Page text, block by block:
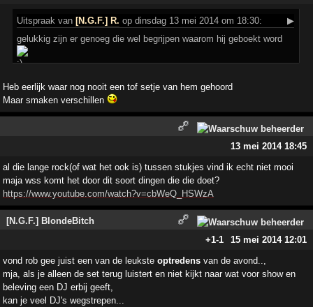
Uitspraak van[N.G.F.] R. op dinsdag 13 mei 2014 om 18:30:
▶
gelukkig zijn er genoeg die wel begrijpen waarom hij geboekt word
Heb eerlijk waar nog nooit een tof setje van hem gehoord
Maar smaken verschillen
13 mei 2014 18:45
al die lange rock(of wat het ook is) tussen stukjes vind ik echt niet mooi
maja wss komt het door dit soort dingen die die doet?
https://www.youtube.com/watch?v=cbWeQ_HSWzA
[N.G.F.] BlondeBitch
+1-1 15 mei 2014 12:01
vond rob gee juist een van de leukste optredensvan de avond..,
mja, als je alleen de set terug luistert en niet kijkt naar wat voor show en
beleving een DJ erbij geeft,
kan je veel DJ's wegstrepen...